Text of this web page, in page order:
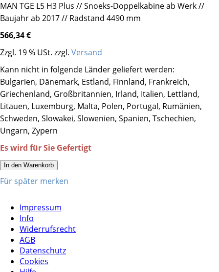
MAN TGE L5 H3 Plus // Snoeks-Doppelkabine ab Werk //
Baujahr ab 2017 // Radstand 4490 mm
566,34 €
Zzgl. 19 % USt. zzgl. Versand
Kann nicht in folgende Länder geliefert werden:
Bulgarien, Dänemark, Estland, Finnland, Frankreich,
Griechenland, Großbritannien, Irland, Italien, Lettland,
Litauen, Luxemburg, Malta, Polen, Portugal, Rumänien,
Schweden, Slowakei, Slowenien, Spanien, Tschechien,
Ungarn, Zypern
Es wird für Sie Gefertigt
In den Warenkorb
Für später merken
Impressum
Info
Widerrufsrecht
AGB
Datenschutz
Cookies